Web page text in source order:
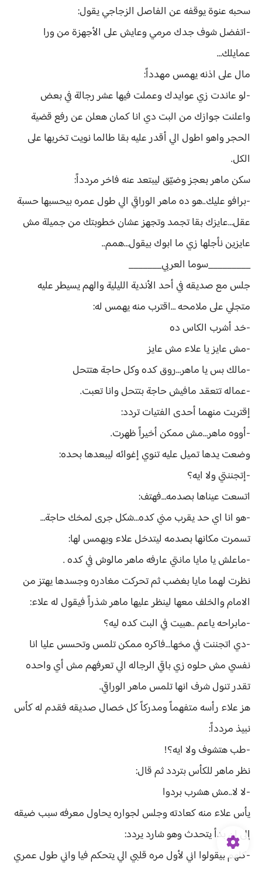
سحبه عنوة يوقفه عن الفاصل الزجاجي يقول:
-اتفضل شوف جدك مرمي وعايش على الأجهزة من ورا
عمايلك…
مال على اذنه يهمس مهدداً:
-لو عاندت زي عوايدك وعملت فيها عشر رجالة في بعض
واعلنت جوازك من البت دي انا كمان هعلن عن رفع قضية
الحجر واهو اطول الي أقدر عليه بقا طالما نويت تخربها على
الكل.
سكن ماهر بعجز وضيّق ليبتعد عنه فاخر مردداً:
-برافو عليك..هو ده ماهر الوراقي الي طول عمره بيحسبها حسبة
عقل…عايزك بقا تجمد وتجهز عشان خطوبتك من جميلة مش
عايزين نأجلها زي ما ابوك بيقول…همم..
_________سوما العربي_______
جلس مع صديقه في أحد الأندية الليلية والهم يسيطر عليه
متجلي على ملامحه …اقترب منه يهمس له:
-خد أشرب الكاس ده
-مش عايز يا علاء مش عايز
-مالك بس يا ماهر…روق كده وكل حاجة هتتحل
-عماله تتعقد مافيش حاجة بتتحل وانا تعبت.
إقتربت منهما أحدى الفتيات تردد:
-أووه ماهر…مش ممكن أخيراً ظهرت.
وضعت يدها تميل عليه تنوي إغوائه ليبعدها بحده:
-إتجننتي ولا ايه؟
اتسعت عيناها بصدمه…فهتف:
-هو انا اي حد يقرب مني كده…شكل جرى لمخك حاجة…
تسمرت مكانها بصدمه ليتدخل علاء ويهمس لها:
-ماعلش يا مايا مانتي عارفه ماهر مالوش في كده .
نظرت لهما مايا بغضب ثم تحركت مغادره وجسدها يهتز من
الامام والخلف معها لينظر عليها ماهر شذراً فيقول له علاء:
-مابراحه ياعم ..هبيت في البت كده ليه؟
-دي اتجننت في مخها…فاكره ممكن تلمس وتحسس عليا انا
نفسي مش حلوه زي باقي الرجاله الي تعرفهم مش أي واحده
تقدر تنول شرف انها تلمس ماهر الوراقي.
هز علاء رأسه متفهماً ومدركاً كل خصال صديقه فقدم له كأس
نبيذ مردداً:
-طب هتشوف ولا ايه؟!
نظر ماهر للكأس بتردد ثم قال:
-لا لا..مش هشرب بردوا
يأس علاء منه كعادته وجلس لجواره يحاول معرفه سبب ضيقه
إلى ان بدأ يتحدث وهو شارد يردد:
-كلهم بيقولوا اني لأول مره قلبي الي يتحكم فيا واني طول عمري